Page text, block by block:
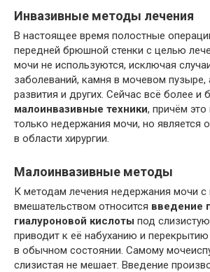
Инвазивные методы лечения
В настоящее время полостные
передней брюшной стенки с целью
мочи не используются, исключая
заболеваний, камня в мочевом пузыре,
развития и других. Сейчас всё более и
малоинвазивные техники, причём это
только недержания мочи, но является
в области хирургии.
Малоинвазивные методы
К методам лечения недержания мочи
вмешательством относится введение
гиалуроновой кислоты под
приводит к её набуханию и
в обычном состоянии. Самому
слизистая не мешает. Введение